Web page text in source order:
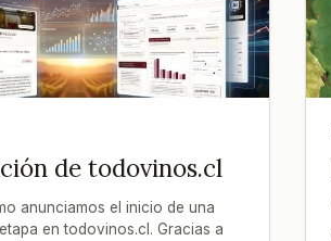
de todovinos.cl
anunciamos el inicio de una
en todovinos.cl. Gracias a